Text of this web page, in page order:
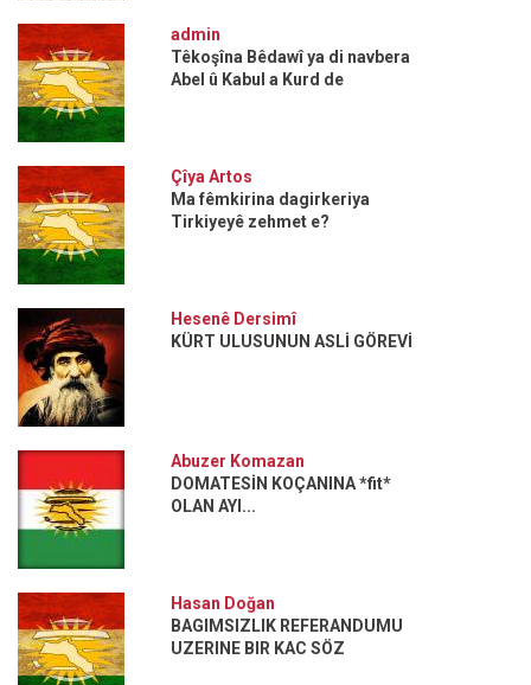
admin
Têkoşîna Bêdawî ya di navbera
Abel û Kabul a Kurd de
Çîya Artos
Ma fêmkirina dagirkeriya
Tirkiyeyê zehmet e?
Hesenê Dersimî
KÜRT ULUSUNUN ASLİ GÖREVİ
Abuzer Komazan
DOMATESİN KOÇANINA *fit*
OLAN AYI...
Hasan Doğan
BAGIMSIZLIK REFERANDUMU
UZERINE BIR KAC SÖZ